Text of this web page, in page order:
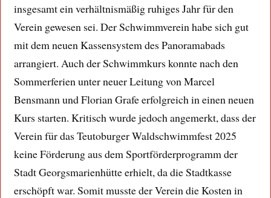
insgesamt ein verhältnismäßig ruhiges Jahr für den
Verein gewesen sei. Der Schwimmverein habe sich gut
mit dem neuen Kassensystem des Panoramabads
arrangiert. Auch der Schwimmkurs konnte nach den
Sommerferien unter neuer Leitung von Marcel
Bensmann und Florian Grafe erfolgreich in einen neuen
Kurs starten. Kritisch wurde jedoch angemerkt, dass der
Verein für das Teutoburger Waldschwimmfest 2025
keine Förderung aus dem Sportförderprogramm der
Stadt Georgsmarienhütte erhielt, da die Stadtkasse
erschöpft war. Somit musste der Verein die Kosten in